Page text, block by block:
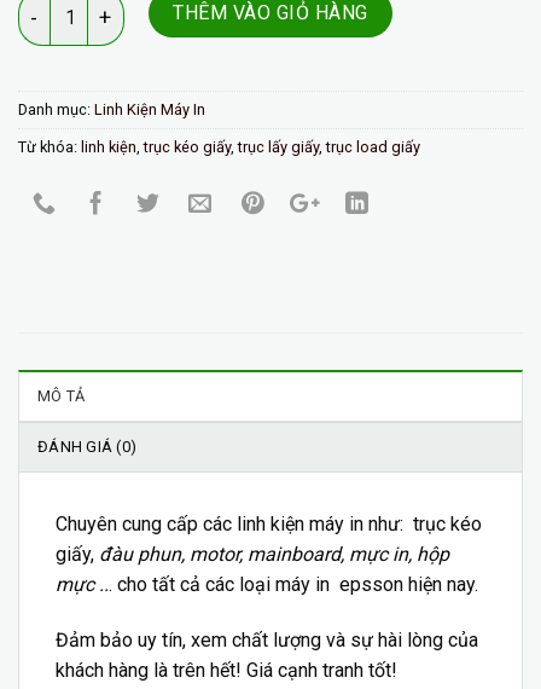
THÊM VÀO GIỎ HÀNG
Danh mục: Linh Kiện Máy In
Từ khóa: linh kiện,trục kéo giấy,trục lấy giấy,trục load giấy
MÔ TẢ
ĐÁNH GIÁ (0)
Chuyên cung cấp các linh kiện máy in như: trục kéo
giấy, đàu phun, motor, mainboard, mực in, hộp
mực ... cho tất cả các loại máy in epsson hiện nay.
Đảm bảo uy tín, xem chất lượng và sự hài lòng của
khách hàng là trên hết! Giá cạnh tranh tốt!